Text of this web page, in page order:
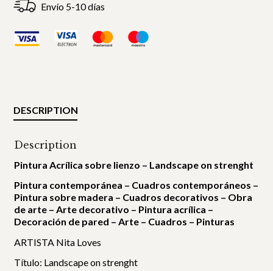
Envío 5-10 días
DESCRIPTION
Description
Pintura Acrílica sobre lienzo – Landscape on strenght
Pintura contemporánea – Cuadros contemporáneos –
Pintura sobre madera – Cuadros decorativos – Obra
de arte – Arte decorativo – Pintura acrílica –
Decoración de pared – Arte – Cuadros – Pinturas
ARTISTA Nita Loves
Título: Landscape on strenght